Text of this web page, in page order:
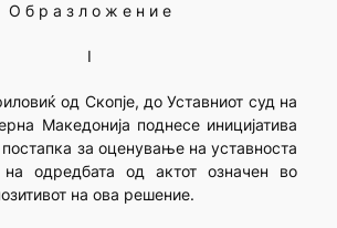
О б р а з л о ж е н и е
I
од Скопје, до Уставниот суд на
Македонија поднесе иницијатива
за оценување на уставноста
на одредбата од актот означен во
на ова решение.